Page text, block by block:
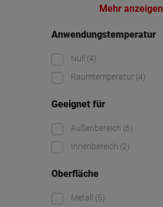
Mehr anzeigen
Anwendungstemperatur
Null (4)
Raumtemperatur (4)
Geeignet für
Außenbereich (6)
Innenbereich (2)
Oberfläche
Metall (5)